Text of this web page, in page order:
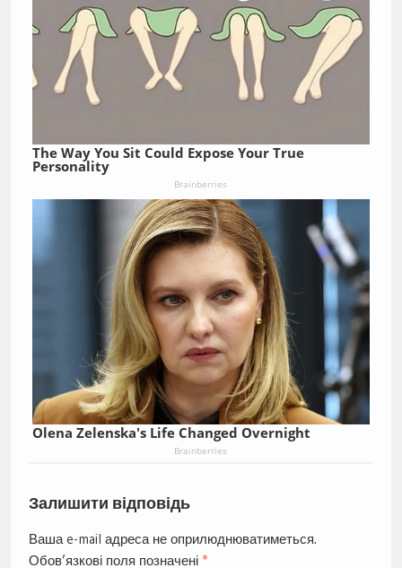
The Way You Sit Could Expose Your True
Personality
Brainberries
Olena Zelenska's Life Changed Overnight
Brainberries
Залишити відповідь
Ваша e-mail адреса не оприлюднюватиметься.
Обов’язкові поля позначені *